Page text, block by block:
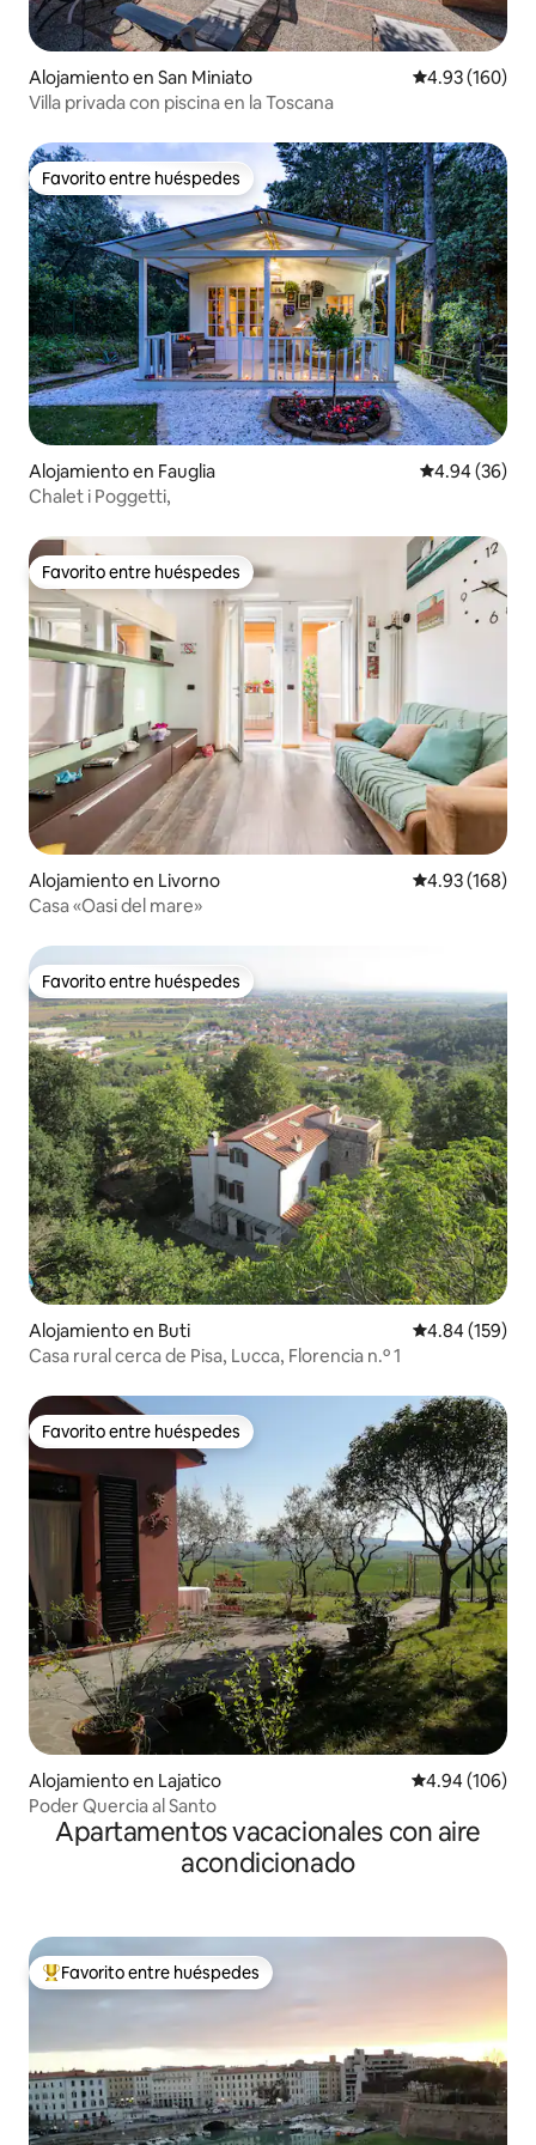
Alojamiento en San Miniato Calificación
4.93 (160)
Villa privada con piscina en la Toscana
Favorito entre huéspedes
Favorito entre huéspedes
Alojamiento en Fauglia Calificación
4.94 (36)
Chalet i Poggetti,
Favorito entre huéspedes
Favorito entre huéspedes
Alojamiento en Livorno Calificación
4.93 (168)
Casa «Oasi del mare»
Favorito entre huéspedes
Favorito entre huéspedes
Alojamiento en Buti Calificación
4.84 (159)
Casa rural cerca de Pisa, Lucca, Florencia n.º 1
Favorito entre huéspedes
Favorito entre huéspedes
Alojamiento en Lajatico Calificación
4.94 (106)
Poder Quercia al Santo
Apartamentos vacacionales con aire
acondicionado
Favorito entre huéspedes preferido
Favorito entre huéspedes